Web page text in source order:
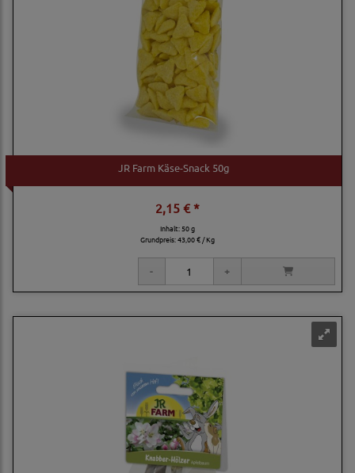
JR Farm Käse-Snack 50g
2,15 € *
Inhalt: 50 g
Grundpreis:43,00 € / Kg